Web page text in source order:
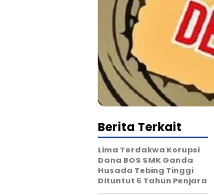
Berita Terkait
Lima Terdakwa Korupsi
Dana BOS SMK Ganda
Husada Tebing Tinggi
Dituntut 6 Tahun Penjara